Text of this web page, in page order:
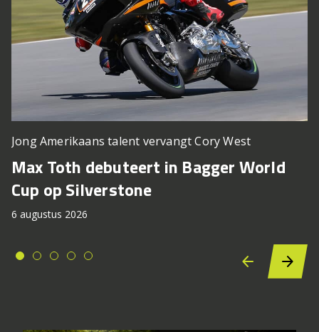
Jong Amerikaans talent vervangt Cory West
Max Toth debuteert in Bagger World
Cup op Silverstone
6 augustus 2026